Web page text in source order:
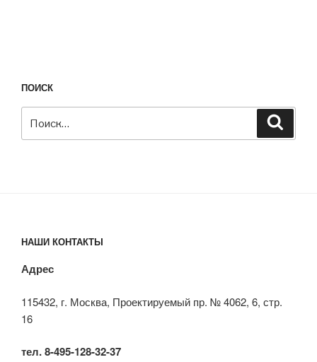
ПОИСК
НАШИ КОНТАКТЫ
Адрес
115432, г. Москва, Проектируемый пр. № 4062, 6, стр.
16
тел. 8-495-128-32-37